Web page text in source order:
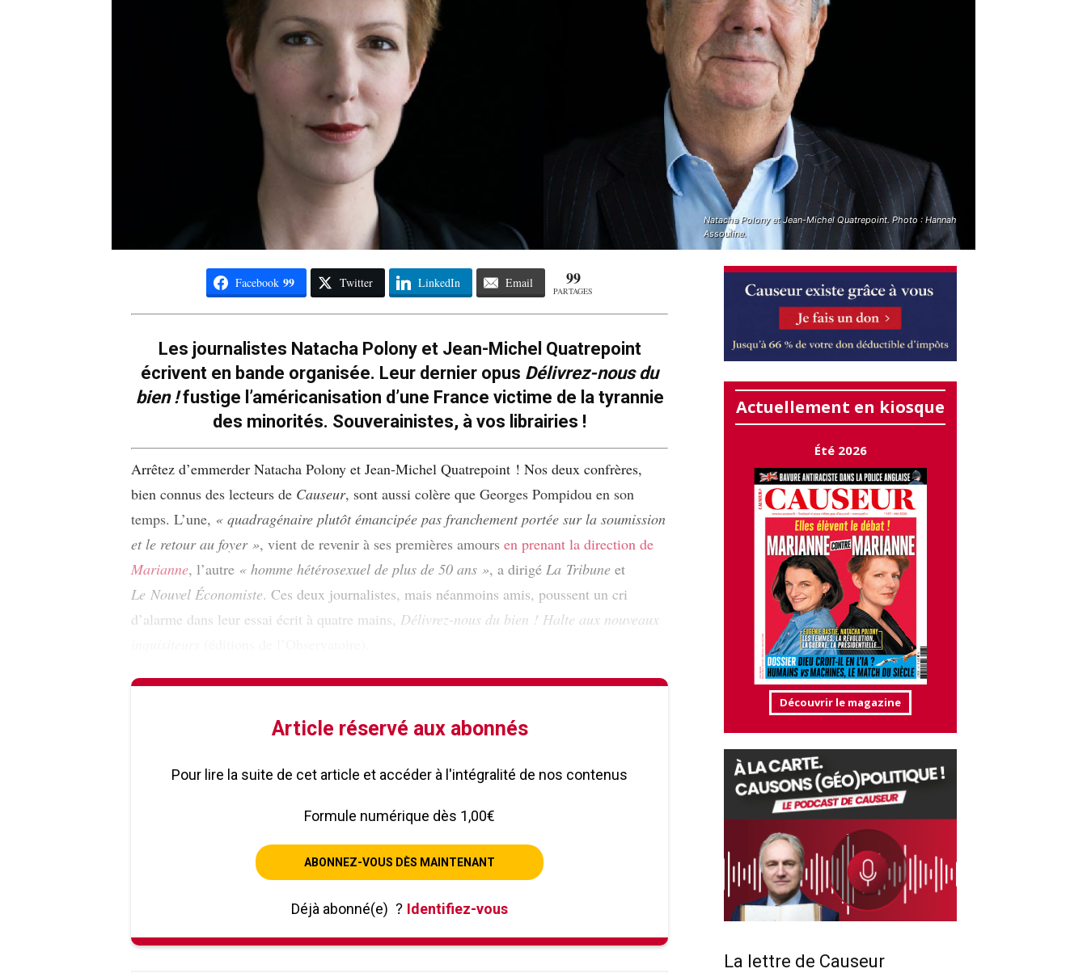
Natacha Polony et Jean-Michel Quatrepoint. Photo : Hannah
Assouline.
Facebook 99 Twitter LinkedIn Email 99
PARTAGES
Les journalistes Natacha Polony et Jean-Michel Quatrepoint
écrivent en bande organisée. Leur dernier opus Délivrez-nous du
bien !fustige l’américanisation d’une France victime de la tyrannie
des minorités. Souverainistes, à vos librairies !
Arrêtez d’emmerder Natacha Polony et Jean-Michel Quatrepoint ! Nos deux confrères,
bien connus des lecteurs de Causeur, sont aussi colère que Georges Pompidou en son
temps. L’une, « quadragénaire plutôt émancipée pas franchement portée sur la soumission
et le retour au foyer », vient de revenir à ses premières amours en prenant la direction de
Marianne, l’autre « homme hétérosexuel de plus de 50 ans », a dirigé La Tribune et
Le Nouvel Économiste. Ces deux journalistes, mais néanmoins amis, poussent un cri
d’alarme dans leur essai écrit à quatre mains, Délivrez-nous du bien ! Halte aux nouveaux
Article réservé aux abonnés
Pour lire la suite de cet article et accéder à l'intégralité de nos contenus
Formule numérique dès 1,00€
ABONNEZ-VOUS DÈS MAINTENANT
Déjà abonné(e) ? Identifiez-vous
Actuellement en kiosque
Été 2026
Découvrir le magazine
La lettre de Causeur